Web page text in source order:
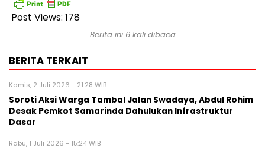
Post Views: 178
Berita ini 6 kali dibaca
BERITA TERKAIT
Kamis, 2 Juli 2026 - 21:28 WIB
Soroti Aksi Warga Tambal Jalan Swadaya, Abdul Rohim
Desak Pemkot Samarinda Dahulukan Infrastruktur
Dasar
Rabu, 1 Juli 2026 - 15:24 WIB